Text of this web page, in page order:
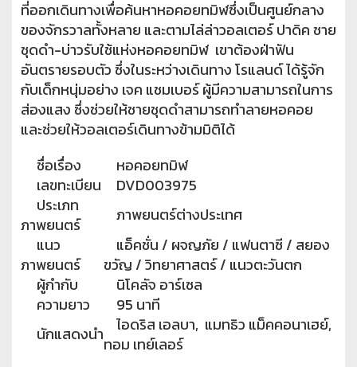
ที่ออกเดินทางเพื่อค้นหาหอคอยทมิฬซึ่งเป็นศูนย์กลาง
ของจักรวาลทั้งหลาย และตามไล่ล่าวอลเตอร์ ปาดิค ชาย
ชุดดำ-บ่าวรับใช้แห่งหอคอยทมิฬ เขาต้องฝ่าฟัน
อันตรายรอบตัว ซึ่งในระหว่างเดินทาง โรแลนด์ ได้รู้จัก
กับเด็กหนุ่มอย่าง เจค แชมเบอร์ ผู้มีความสามารถในการ
ส่องแสง ซึ่งช่วยให้ชายชุดดำสามารถทำลายหอคอย
และช่วยให้วอลเตอร์เดินทางข้ามมิติได้
ชื่อเรื่อง
หอคอยทมิฬ
เลขทะเบียน
DVD003975
ประเภท
ภาพยนตร์
ภาพยนตร์ต่างประเทศ
แนว
ภาพยนตร์
แอ็คชั่น / ผจญภัย / แฟนตาซี / สยอง
ขวัญ / วิทยาศาสตร์ / แนวตะวันตก
ผู้กำกับ
นิโคลัจ อาร์เซล
ความยาว
95 นาที
นักแสดงนำ ไอดริส เอลบา, แมทธิว แม็คคอนาเฮย์,
ทอม เทย์เลอร์